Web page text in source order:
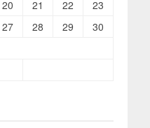
20 21 22
23
27 28 29
30